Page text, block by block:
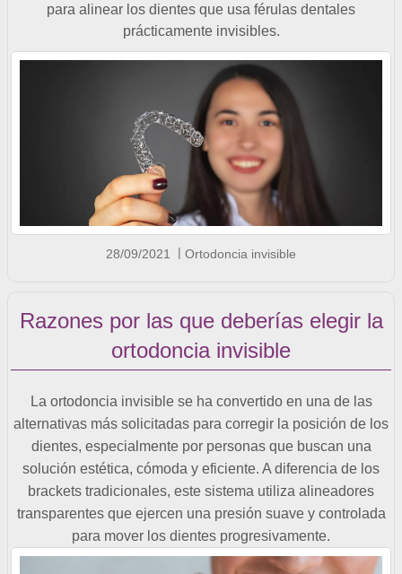
para alinear los dientes que usa férulas dentales
prácticamente invisibles.
28/09/2021 Ortodoncia invisible
Razones por las que deberías elegir la
ortodoncia invisible
La ortodoncia invisible se ha convertido en una de las
alternativas más solicitadas para corregir la posición de los
dientes, especialmente por personas que buscan una
solución estética, cómoda y eficiente. A diferencia de los
brackets tradicionales, este sistema utiliza alineadores
transparentes que ejercen una presión suave y controlada
para mover los dientes progresivamente.